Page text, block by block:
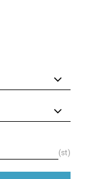
st